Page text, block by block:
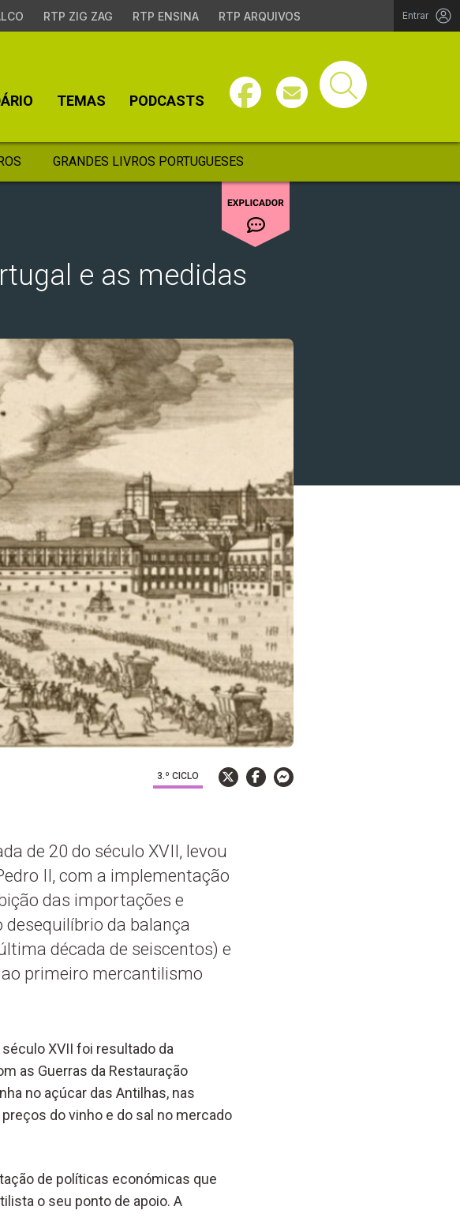
RTP ZIG ZAG RTP ENSINA RTP ARQUIVOS Entrar
TEMAS PODCASTS
GRANDES LIVROS PORTUGUESES
e as medidas
3.º CICLO
de 20 do século XVII, levou
II, com a implementação
das importações e
da balança
década de seiscentos) e
primeiro mercantilismo
XVII foi resultado da
as Guerras da Restauração
no açúcar das Antilhas, nas
do vinho e do sal no mercado
de políticas económicas que
o seu ponto de apoio. A